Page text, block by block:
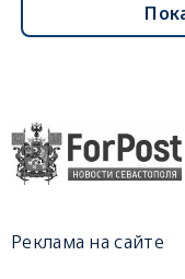
Реклама на сайте